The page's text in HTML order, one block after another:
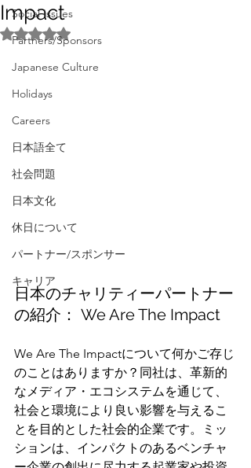
Social Issues
Partners/Sponsors
Japanese Culture
Holidays
Careers
日本語全て
社会問題
日本文化
休日について
パートナー/スポンサー
キャリア
Impact
5つ星のうちNaNと評価されています。
日本のチャリティーパートナー
の紹介： We Are The Impact
We Are The Impactについて何かご存じ
のことはありますか？同社は、革新的
なメディア・エコシステムを通じて、
社会と環境により良い影響を与えるこ
とを目的とした社会的企業です。ミッ
ションは、インパクトのあるベンチャ